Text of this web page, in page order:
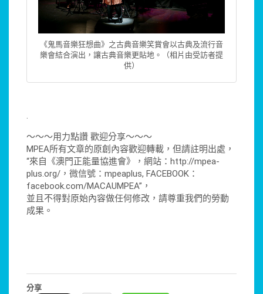
《鬼馬音樂狂想曲》之古典音樂笑賞會以古典及流行音
樂會結合演出，讓古典音樂更貼地。（相片由受訪者提
供）
.
～～～用力點讚 歡迎分享～～～
MPEA所有文章的原創內容歡迎轉載，但請註明出處，
“來自《澳門正能量協進會》，網站：http://mpea-
plus.org/，微信號：mpeaplus, FACEBOOK：
facebook.com/MACAUMPEA”，
並且不得對原始內容做任何修改，請尊重我們的勞動
成果。
分享